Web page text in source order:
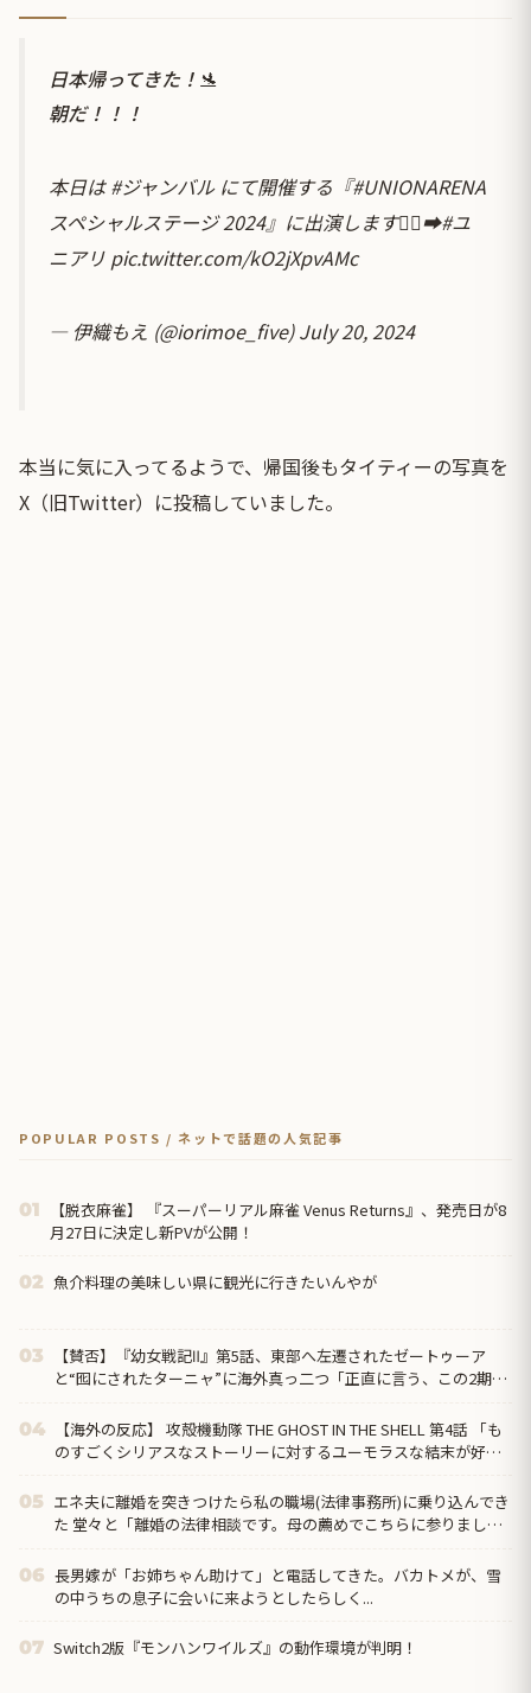
日本帰ってきた！🛬
朝だ！！！
本日は#ジャンバルにて開催する『#UNIONARENA
スペシャルステージ 2024』に出演します🏃‍♂️‍➡️#ユ
ニアリ pic.twitter.com/kO2jXpvAMc
— 伊織もえ (@iorimoe_five)July 20, 2024
本当に気に入ってるようで、帰国後もタイティーの写真を
X（旧Twitter）に投稿していました。
POPULAR POSTS / ネットで話題の人気記事
01
【脱衣麻雀】 『スーパーリアル麻雀 Venus Returns』、発売日が8
月27日に決定し新PVが公開！
02 魚介料理の美味しい県に観光に行きたいんやが
03
【賛否】『幼女戦記Ⅱ』第5話、東部へ左遷されたゼートゥーア
と“囮にされたターニャ”に海外真っ二つ「正直に言う、この2期は
04
【海外の反応】 攻殻機動隊 THE GHOST IN THE SHELL 第4話 「も
のすごくシリアスなストーリーに対するユーモラスな結末が好
05 エネ夫に離婚を突きつけたら私の職場(法律事務所)に乗り込んでき
た 堂々と「離婚の法律相談です。母の薦めでこちらに参りまし
06 長男嫁が「お姉ちゃん助けて」と電話してきた。バカトメが、雪
の中うちの息子に会いに来ようとしたらしく...
07 Switch2版『モンハンワイルズ』の動作環境が判明！